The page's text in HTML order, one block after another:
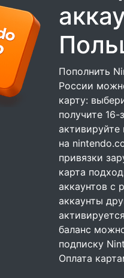
Пополнить
России
карту:
получите
активируйте
на
привязки
карта
аккаунтов с
аккаунты
баланс
подписку
Оплата